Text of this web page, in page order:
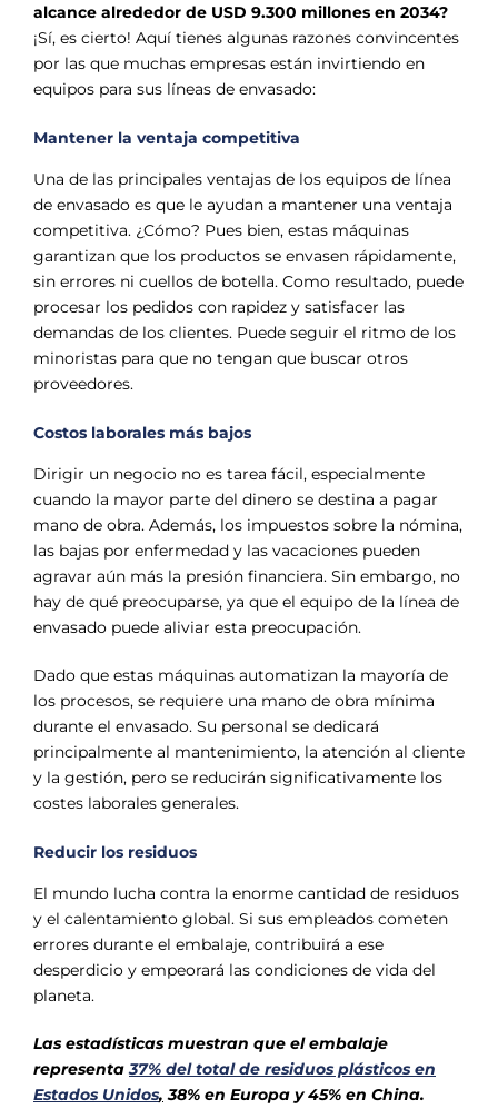
alcance alrededor de USD 9.300 millones en 2034?
¡Sí, es cierto! Aquí tienes algunas razones convincentes
por las que muchas empresas están invirtiendo en
equipos para sus líneas de envasado:
Mantener la ventaja competitiva
Una de las principales ventajas de los equipos de línea
de envasado es que le ayudan a mantener una ventaja
competitiva. ¿Cómo? Pues bien, estas máquinas
garantizan que los productos se envasen rápidamente,
sin errores ni cuellos de botella. Como resultado, puede
procesar los pedidos con rapidez y satisfacer las
demandas de los clientes. Puede seguir el ritmo de los
minoristas para que no tengan que buscar otros
proveedores.
Costos laborales más bajos
Dirigir un negocio no es tarea fácil, especialmente
cuando la mayor parte del dinero se destina a pagar
mano de obra. Además, los impuestos sobre la nómina,
las bajas por enfermedad y las vacaciones pueden
agravar aún más la presión financiera. Sin embargo, no
hay de qué preocuparse, ya que el equipo de la línea de
envasado puede aliviar esta preocupación.
Dado que estas máquinas automatizan la mayoría de
los procesos, se requiere una mano de obra mínima
durante el envasado. Su personal se dedicará
principalmente al mantenimiento, la atención al cliente
y la gestión, pero se reducirán significativamente los
costes laborales generales.
Reducir los residuos
El mundo lucha contra la enorme cantidad de residuos
y el calentamiento global. Si sus empleados cometen
errores durante el embalaje, contribuirá a ese
desperdicio y empeorará las condiciones de vida del
planeta.
Las estadísticas muestran que el embalaje
representa37% del total de residuos plásticos en
Estados Unidos, 38% en Europa y 45% en China.